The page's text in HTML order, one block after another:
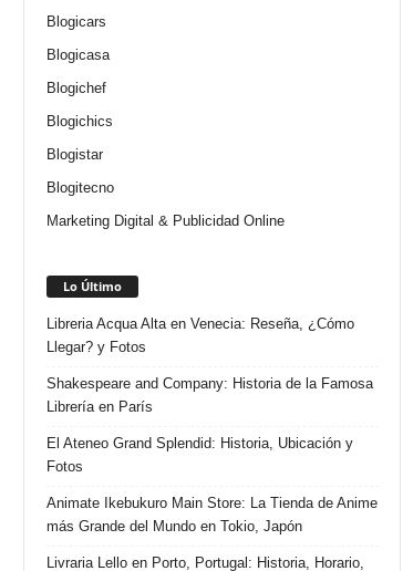
Blogicars
Blogicasa
Blogichef
Blogichics
Blogistar
Blogitecno
Marketing Digital & Publicidad Online
Lo Último
Libreria Acqua Alta en Venecia: Reseña, ¿Cómo
Llegar? y Fotos
Shakespeare and Company: Historia de la Famosa
Librería en París
El Ateneo Grand Splendid: Historia, Ubicación y
Fotos
Animate Ikebukuro Main Store: La Tienda de Anime
más Grande del Mundo en Tokio, Japón
Livraria Lello en Porto, Portugal: Historia, Horario,